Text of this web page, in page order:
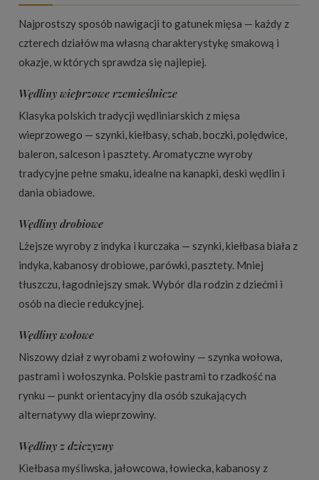
Najprostszy sposób nawigacji to gatunek mięsa — każdy z
czterech działów ma własną charakterystykę smakową i
okazje, w których sprawdza się najlepiej.
Wędliny wieprzowe rzemieślnicze
Klasyka polskich tradycji wędliniarskich z mięsa
wieprzowego — szynki, kiełbasy, schab, boczki, polędwice,
baleron, salceson i pasztety. Aromatyczne wyroby
tradycyjne pełne smaku, idealne na kanapki, deski wędlin i
dania obiadowe.
Wędliny drobiowe
Lżejsze wyroby z indyka i kurczaka — szynki, kiełbasa biała z
indyka, kabanosy drobiowe, parówki, pasztety. Mniej
tłuszczu, łagodniejszy smak. Wybór dla rodzin z dziećmi i
osób na diecie redukcyjnej.
Wędliny wołowe
Niszowy dział z wyrobami z wołowiny — szynka wołowa,
pastrami i wołoszynka. Polskie pastrami to rzadkość na
rynku — punkt orientacyjny dla osób szukających
alternatywy dla wieprzowiny.
Wędliny z dziczyzny
Kiełbasa myśliwska, jałowcowa, łowiecka, kabanosy z